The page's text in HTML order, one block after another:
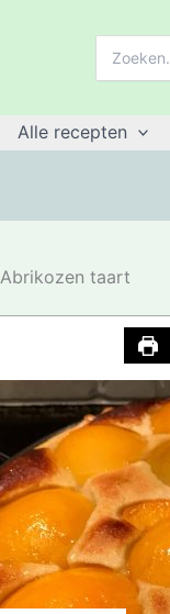
Alle recepten
Abrikozen taart